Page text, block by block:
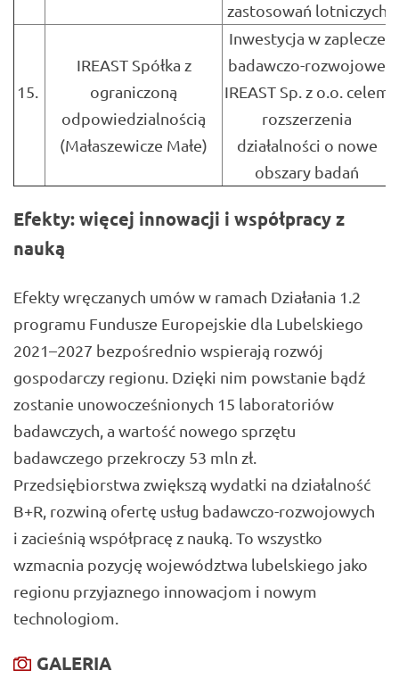
zastosowań lotniczych
15.
IREAST Spółka z
ograniczoną
odpowiedzialnością
(Małaszewicze Małe)
Inwestycja w zaplecze
badawczo-rozwojowe
IREAST Sp. z o.o. celem
rozszerzenia
działalności o nowe
obszary badań
Efekty: więcej innowacji i współpracy z
nauką
Efekty wręczanych umów w ramach Działania 1.2
programu Fundusze Europejskie dla Lubelskiego
2021–2027 bezpośrednio wspierają rozwój
gospodarczy regionu. Dzięki nim powstanie bądź
zostanie unowocześnionych 15 laboratoriów
badawczych, a wartość nowego sprzętu
badawczego przekroczy 53 mln zł.
Przedsiębiorstwa zwiększą wydatki na działalność
B+R, rozwiną ofertę usług badawczo-rozwojowych
i zacieśnią współpracę z nauką. To wszystko
wzmacnia pozycję województwa lubelskiego jako
regionu przyjaznego innowacjom i nowym
technologiom.
GALERIA